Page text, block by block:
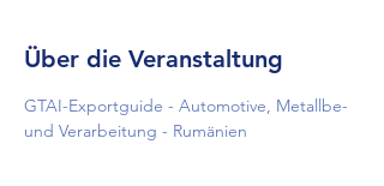
Über die Veranstaltung
GTAI-Exportguide - Automotive, Metallbe-
und Verarbeitung - Rumänien